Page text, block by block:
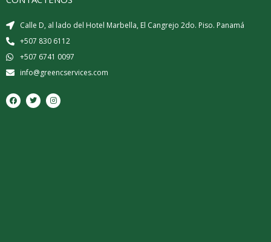
Calle D, al lado del Hotel Marbella, El Cangrejo 2do. Piso. Panamá
+507 830 6112
+507 6741 0097
info@greencservices.com
F
a
c
T
w
i
I
n
s